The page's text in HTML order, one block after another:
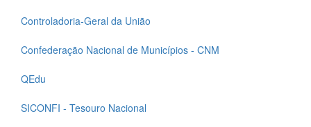
Controladoria-Geral da União
Confederação Nacional de Municípios - CNM
QEdu
SICONFI - Tesouro Nacional